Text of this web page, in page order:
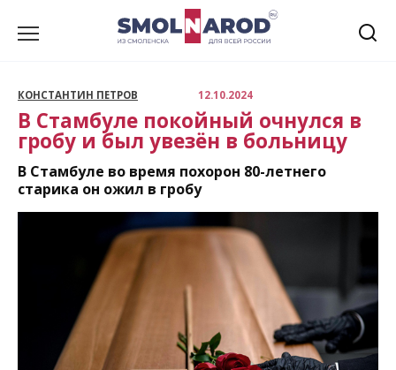
КОНСТАНТИН ПЕТРОВ 12.10.2024
В Стамбуле покойный очнулся в
гробу и был увезён в больницу
В Стамбуле во время похорон 80-летнего
старика он ожил в гробу